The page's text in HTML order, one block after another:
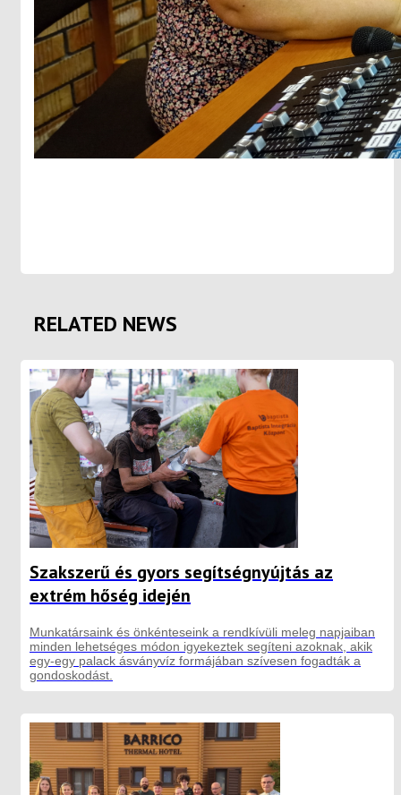
RELATED NEWS
Szakszerű és gyors segítségnyújtás az
extrém hőség idején
Munkatársaink és önkénteseink a rendkívüli meleg napjaiban
minden lehetséges módon igyekeztek segíteni azoknak, akik
egy-egy palack ásványvíz formájában szívesen fogadták a
gondoskodást.